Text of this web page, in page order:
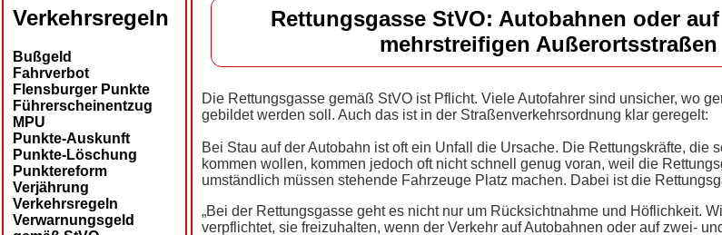
Verkehrsregeln
Bußgeld
Fahrverbot
Flensburger Punkte
Führerscheinentzug
MPU
Punkte-Auskunft
Punkte-Löschung
Punktereform
Verjährung
Verkehrsregeln
Verwarnungsgeld
Rettungsgasse StVO: Autobahnen oder
mehrstreifigen Außerortsstraßen
Die Rettungsgasse gemäß StVO ist Pflicht. Viele Autofahrer sind unsicher, wo
gebildet werden soll. Auch das ist in der Straßenverkehrsordnung klar geregelt:
Bei Stau auf der Autobahn ist oft ein Unfall die Ursache. Die Rettungskräfte, die
kommen wollen, kommen jedoch oft nicht schnell genug voran, weil die
umständlich müssen stehende Fahrzeuge Platz machen. Dabei ist die
„Bei der Rettungsgasse geht es nicht nur um Rücksichtnahme und Höflichkeit.
verpflichtet, sie freizuhalten, wenn der Verkehr auf Autobahnen oder auf zwei-